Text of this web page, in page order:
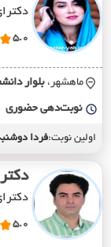
5.0
ماهشهر، بلوار
نوبت‌دهی حضوری
اولین نوبت:فردا دوشنبه 19مرداد
دکتر
5.0